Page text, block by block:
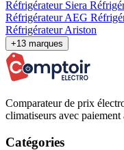
Réfrigérateur Siera
Réfrigérateur AEG
Réfrigérateur Ariston
+13 marques
Comparateur de prix
climatiseurs avec
Catégories